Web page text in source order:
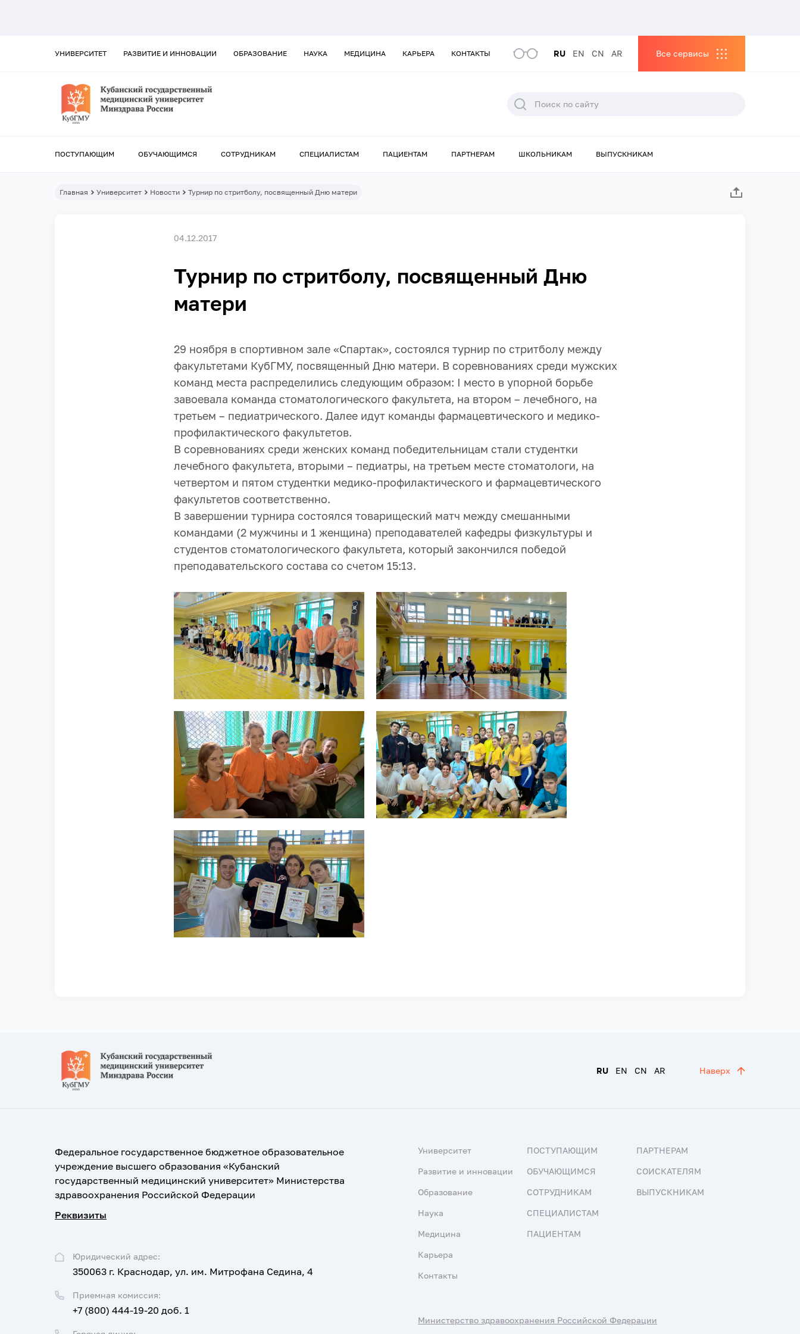
УНИВЕРСИТЕТ РАЗВИТИЕ И ИННОВАЦИИ ОБРАЗОВАНИЕ НАУКА МЕДИЦИНА КАРЬЕРА КОНТАКТЫ RU EN CN AR Все сервисы
ПОСТУПАЮЩИМ ОБУЧАЮЩИМСЯ СОТРУДНИКАМ СПЕЦИАЛИСТАМ ПАЦИЕНТАМ ПАРТНЕРАМ ШКОЛЬНИКАМ ВЫПУСКНИКАМ
Главная Университет Новости Турнир по стритболу, посвященный Дню матери
04.12.2017
Турнир по стритболу, посвященный Дню
матери
29 ноября в спортивном зале «Спартак», состоялся турнир по стритболу между
факультетами КубГМУ, посвященный Дню матери. В соревнованиях среди мужских
команд места распределились следующим образом: I место в упорной борьбе
завоевала команда стоматологического факультета, на втором – лечебного, на
третьем – педиатрического. Далее идут команды фармацевтического и медико-
профилактического факультетов.
В соревнованиях среди женских команд победительницам стали студентки
лечебного факультета, вторыми – педиатры, на третьем месте стоматологи, на
четвертом и пятом студентки медико-профилактического и фармацевтического
факультетов соответственно.
В завершении турнира состоялся товарищеский матч между смешанными
командами (2 мужчины и 1 женщина) преподавателей кафедры физкультуры и
студентов стоматологического факультета, который закончился победой
преподавательского состава со счетом 15:13.
RU EN CN AR Наверх
Федеральное государственное бюджетное образовательное
учреждение высшего образования «Кубанский
государственный медицинский университет» Министерства
здравоохранения Российской Федерации
Реквизиты
Юридический адрес:
350063 г. Краснодар, ул. им. Митрофана Седина, 4
Приемная комиссия:
+7 (800) 444-19-20 доб. 1
Университет
Развитие и инновации
Образование
Наука
Медицина
Карьера
Контакты
ПОСТУПАЮЩИМ
ОБУЧАЮЩИМСЯ
СОТРУДНИКАМ
СПЕЦИАЛИСТАМ
ПАЦИЕНТАМ
ПАРТНЕРАМ
СОИСКАТЕЛЯМ
ВЫПУСКНИКАМ
Министерство здравоохранения Российской Федерации